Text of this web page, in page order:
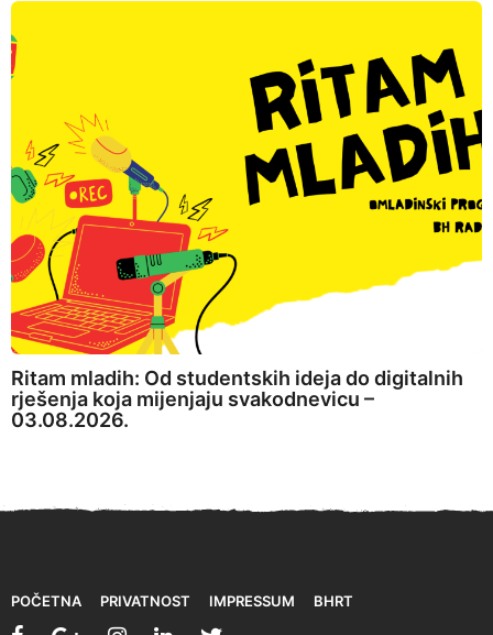
Ritam mladih: Od studentskih ideja do digitalnih
rješenja koja mijenjaju svakodnevicu –
03.08.2026.
POČETNA PRIVATNOST IMPRESSUM BHRT